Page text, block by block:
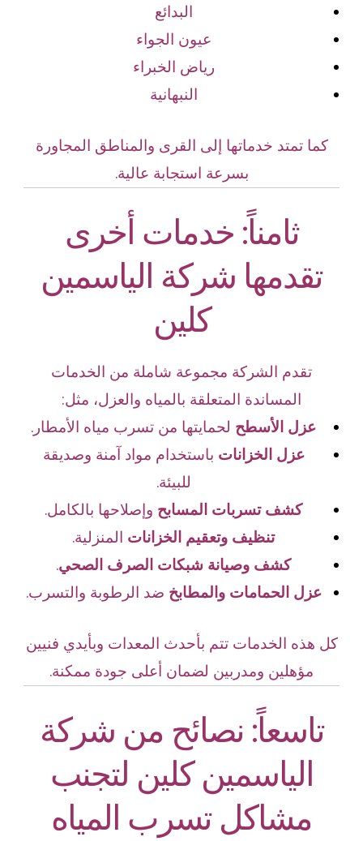
البدائع
عيون الجواء
رياض الخبراء
النبهانية
كما تمتد خدماتها إلى القرى والمناطق المجاورة
بسرعة استجابة عالية.
ثامناً: خدمات أخرى
تقدمها شركة الياسمين
كلين
تقدم الشركة مجموعة شاملة من الخدمات
المساندة المتعلقة بالمياه والعزل، مثل:
عزل الأسطح لحمايتها من تسرب مياه الأمطار.
عزل الخزانات باستخدام مواد آمنة وصديقة
للبيئة.
كشف تسربات المسابح وإصلاحها بالكامل.
تنظيف وتعقيم الخزانات المنزلية.
كشف وصيانة شبكات الصرف الصحي.
عزل الحمامات والمطابخ ضد الرطوبة والتسرب.
كل هذه الخدمات تتم بأحدث المعدات وبأيدي فنيين
مؤهلين ومدربين لضمان أعلى جودة ممكنة.
تاسعاً: نصائح من شركة
الياسمين كلين لتجنب
مشاكل تسرب المياه